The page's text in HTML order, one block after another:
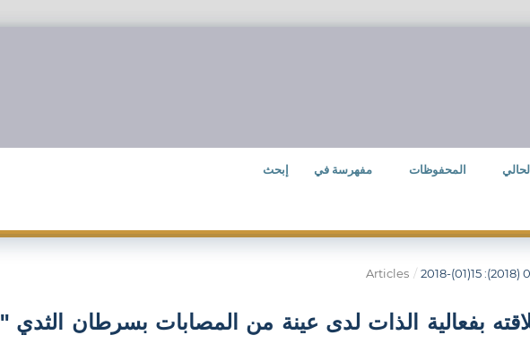
المحفوظات مفهرسة في إبحث
/
Articles
بفعالية الذات لدى عينة من المصابات بسرطان الثدي "